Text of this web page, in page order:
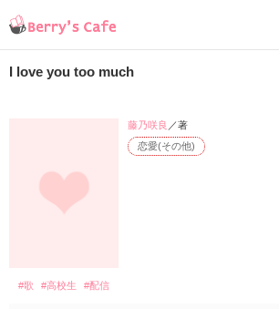
I love you too much
恋愛(その他)
藤乃咲良 ／著
#歌 #高校生 #配信